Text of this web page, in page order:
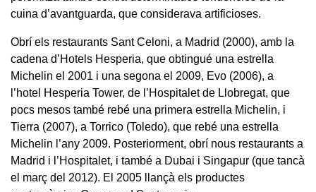
cuina d’avantguarda, que considerava artificioses.
Obrí els restaurants Sant Celoni, a Madrid (2000), amb la
cadena d’Hotels Hesperia, que obtingué una estrella
Michelin el 2001 i una segona el 2009, Evo (2006), a
l’hotel Hesperia Tower, de l’Hospitalet de Llobregat, que
pocs mesos també rebé una primera estrella Michelin, i
Tierra (2007), a Torrico (Toledo), que rebé una estrella
Michelin l’any 2009. Posteriorment, obrí nous restaurants a
Madrid i l’Hospitalet, i també a Dubai i Singapur (que tancà
el març del 2012). El 2005 llançà els productes